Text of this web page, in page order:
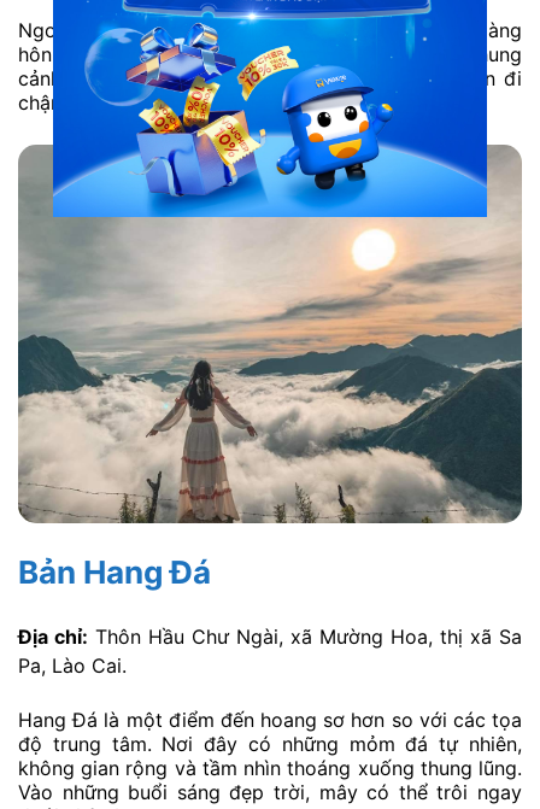
Ngoài sáng sớm, Ô Quy Hồ còn đẹp vào lúc hoàng
hôn. Khi ánh nắng cuối ngày phủ lên biển mây, khung
cảnh trở nên rất ấn tượng. Nếu tự lái xe, bạn nên đi
chậm vì đường đèo có nhiều khúc cua.
Bản Hang Đá
Địa chỉ: Thôn Hầu Chư Ngài, xã Mường Hoa, thị xã Sa
Pa, Lào Cai.
Hang Đá là một điểm đến hoang sơ hơn so với các tọa
độ trung tâm. Nơi đây có những mỏm đá tự nhiên,
không gian rộng và tầm nhìn thoáng xuống thung lũng.
Vào những buổi sáng đẹp trời, mây có thể trôi ngay